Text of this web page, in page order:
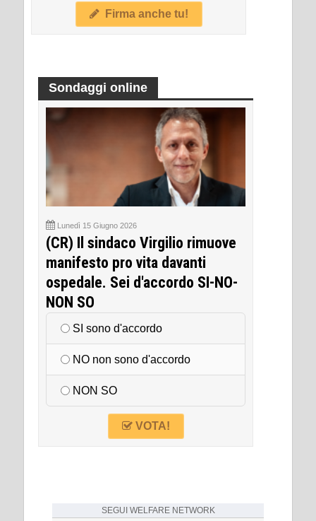
Firma anche tu!
Sondaggi online
Lunedì 15 Giugno 2026
(CR) Il sindaco Virgilio rimuove
manifesto pro vita davanti
ospedale. Sei d'accordo SI-NO-
NON SO
SI sono d'accordo
NO non sono d'accordo
NON SO
VOTA!
SEGUI WELFARE NETWORK